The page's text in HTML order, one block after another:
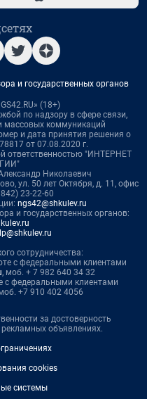
и государственных органов
(18+)
по надзору в сфере связи,
массовых коммуникаций
и дата принятия решения о
от 07.08.2020 г.
ответственностью "ИНТЕРНЕТ
Николаевич
ул. 50 лет Октября, д. 11, офис
23-22-60
ngs42@shkulev.ru
и государственных органов:
сотрудничества:
с федеральными клиентами
, моб. + 7 982 640 34 32
с федеральными клиентами
+7 910 402 4056
за достоверность
объявлениях.
cookies
системы